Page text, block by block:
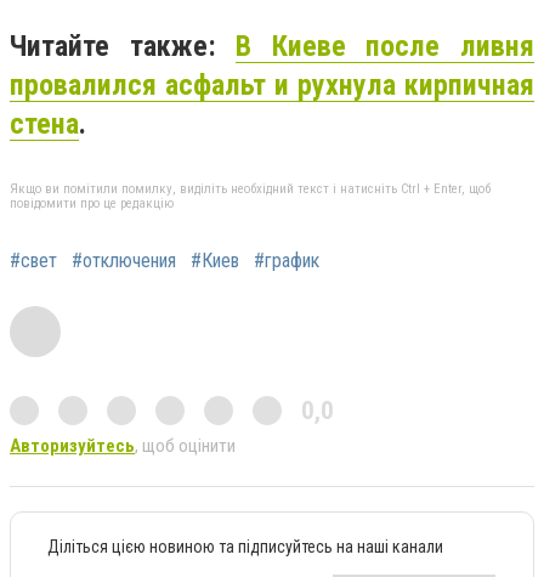
Читайте также: В Киеве после ливня
провалился асфальт и рухнула кирпичная
стена.
Якщо ви помітили помилку, виділіть необхідний текст і натисніть Ctrl + Enter, щоб
повідомити про це редакцію
#свет #отключения #Киев #график
0,0
Авторизуйтесь, щоб оцінити
Діліться цією новиною та підписуйтесь на наші канали